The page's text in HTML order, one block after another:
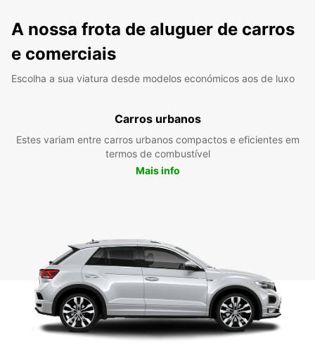
A nossa frota de aluguer de carros
e comerciais
Escolha a sua viatura desde modelos económicos aos de luxo
Carros urbanos
Estes variam entre carros urbanos compactos e eficientes em
termos de combustível
Mais info